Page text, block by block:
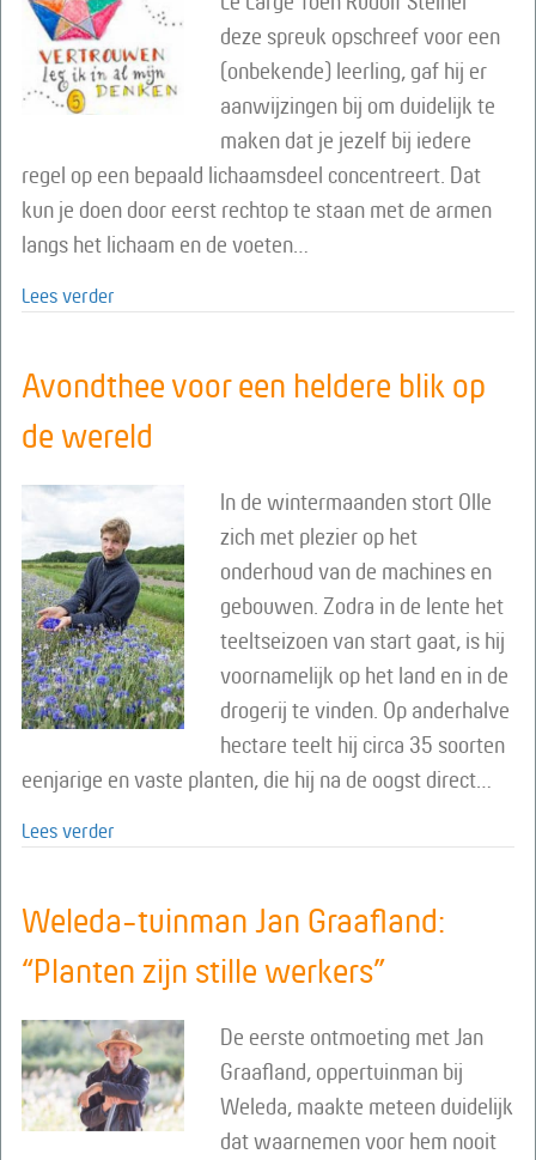
deze spreuk opschreef voor een
(onbekende) leerling, gaf hij er
aanwijzingen bij om duidelijk te
maken dat je jezelf bij iedere
regel op een bepaald lichaamsdeel concentreert. Dat
kun je doen door eerst rechtop te staan met de armen
langs het lichaam en de voeten…
Lees verder
Avondthee voor een heldere blik op
de wereld
In de wintermaanden stort Olle
zich met plezier op het
onderhoud van de machines en
gebouwen. Zodra in de lente het
teeltseizoen van start gaat, is hij
voornamelijk op het land en in de
drogerij te vinden. Op anderhalve
hectare teelt hij circa 35 soorten
eenjarige en vaste planten, die hij na de oogst direct…
Lees verder
Weleda-tuinman Jan Graafland:
“Planten zijn stille werkers”
De eerste ontmoeting met Jan
Graafland, oppertuinman bij
Weleda, maakte meteen duidelijk
dat waarnemen voor hem nooit